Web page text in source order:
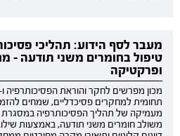
מעבר לסף הידוע: תהליכי
טיפול בחומרים משני תודעה -
ופרקטיקה
תחומית למחקרים פסיכדליים, שמחים
מעמיקה של תהליך הפסיכותרפיה במסגרת
משולב חומרים משני תודעה, באמצעות